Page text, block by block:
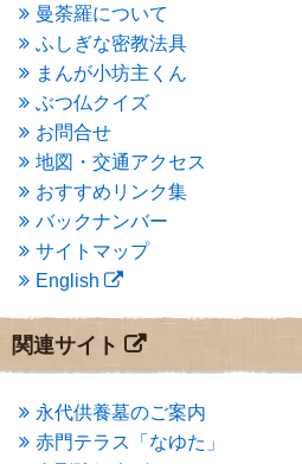
2015年5月(1)
2015年4月(1)
2015年3月 (3)
2015年2月(3)
2015年1月(1)
2014年12月
2014年9月(1)
2014年5月 (1)
2014年4月
2014年1月(1)
2013年11月 (4)
2013年10月
2013年8月
(7)
2013年7月
(7)
2013年5月(13)
2013年4月(1)
2013年3月 (4)
曼荼羅について
ふしぎな密教法具
まんが小坊主くん
ぶつ仏クイズ
お問合せ
地図・交通アクセス
おすすめリンク集
バックナンバー
サイトマップ
English
関連サイト
永代供養墓のご案内
赤門テラス「なゆた」